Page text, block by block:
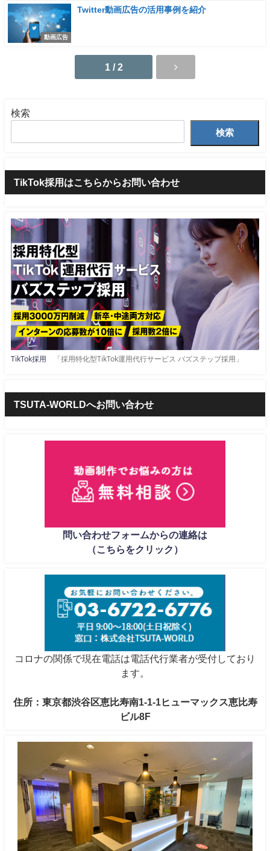
動画広告
Twitter動画広告の活用事例を紹介
1 / 2
検索
検索
TikTok採用はこちらからお問い合わせ
TikTok採用 「採用特化型TikTok運用代行サービス バズステップ採用」
TSUTA-WORLDへお問い合わせ
問い合わせフォームからの連絡は
（こちらをクリック）
コロナの関係で現在電話は電話代行業者が受付しており
ます。
住所：東京都渋谷区恵比寿南1-1-1ヒューマックス恵比寿
ビル8F